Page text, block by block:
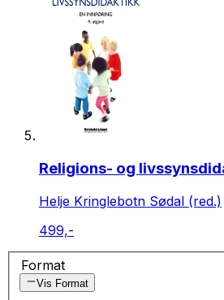
Religions- og
Helje Kringlebotn Sødal (red.)
499,-
Format
Vis Format